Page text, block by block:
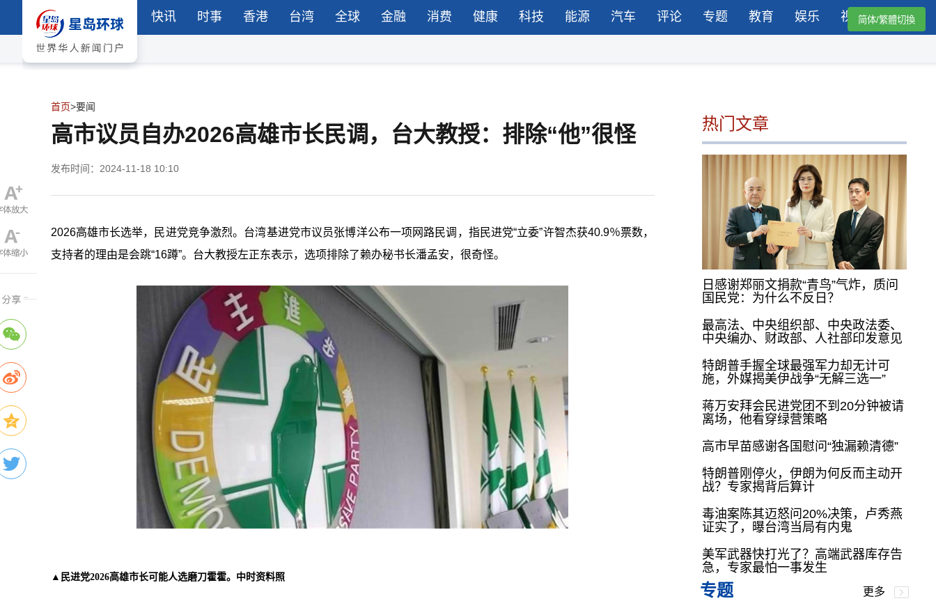
快讯 时事 香港 台湾 全球 金融 消费 健康 科技 能源 汽车 评论 专题 教育 娱乐 视频简体/繁體切換
首页>要闻
高市议员自办2026高雄市长民调，台大教授：排除“他”很怪
发布时间：2024-11-18 10:10
2026高雄市长选举，民进党竞争激烈。台湾基进党市议员张博洋公布一项网路民调，指民进党“立委”许智杰获40.9％票数，
支持者的理由是会跳“16蹲”。台大教授左正东表示，选项排除了赖办秘书长潘孟安，很奇怪。
▲民进党2026高雄市长可能人选磨刀霍霍。中时资料照
热门文章
日感谢郑丽文捐款“青鸟”气炸，质问
国民党：为什么不反日？
最高法、中央组织部、中央政法委、
中央编办、财政部、人社部印发意见
特朗普手握全球最强军力却无计可
施，外媒揭美伊战争“无解三选一”
蒋万安拜会民进党团不到20分钟被请
离场，他看穿绿营策略
高市早苗感谢各国慰问“独漏赖清德”
特朗普刚停火，伊朗为何反而主动开
战？专家揭背后算计
毒油案陈其迈怒问20%决策，卢秀燕
证实了，曝台湾当局有内鬼
美军武器快打光了？高端武器库存告
急，专家最怕一事发生
专题 更多